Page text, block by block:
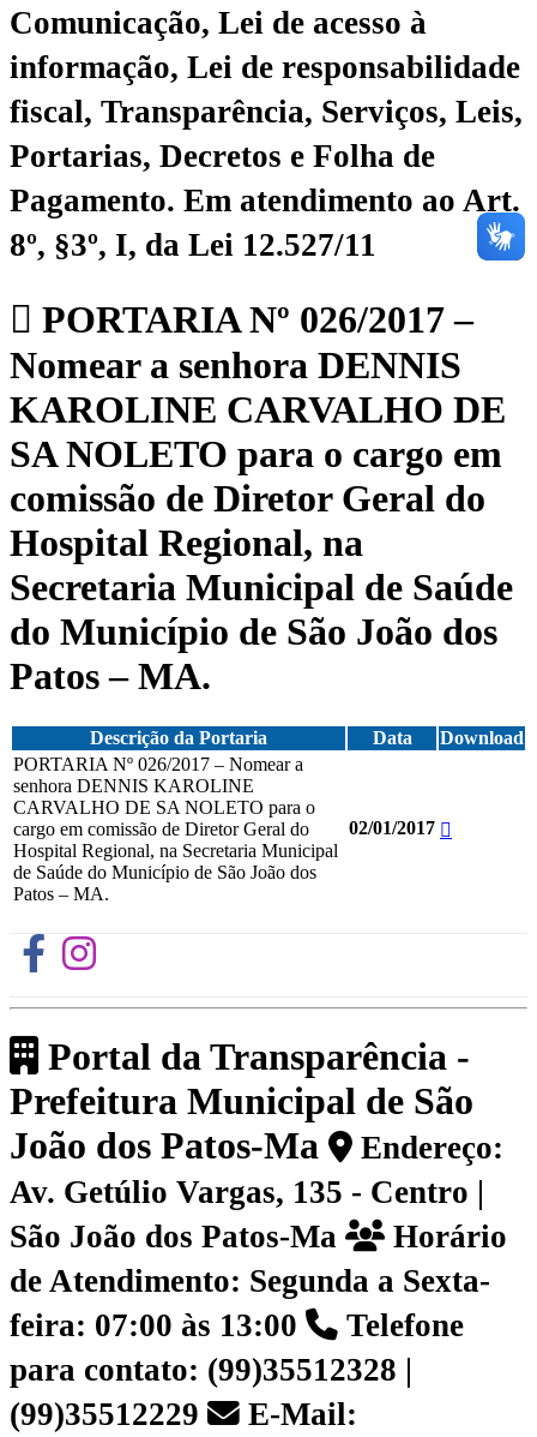
Comunicação, Lei de acesso à
informação, Lei de responsabilidade
fiscal, Transparência, Serviços, Leis,
Portarias, Decretos e Folha de
Pagamento. Em atendimento ao Art.
8º, §3º, I, da Lei 12.527/11
PORTARIA Nº 026/2017 –
Nomear a senhora DENNIS
KAROLINE CARVALHO DE
SA NOLETO para o cargo em
comissão de Diretor Geral do
Hospital Regional, na
Secretaria Municipal de Saúde
do Município de São João dos
Patos – MA.
Descrição da Portaria Data
Download
PORTARIA Nº 026/2017 – Nomear a
senhora DENNIS KAROLINE
CARVALHO DE SA NOLETO para o
cargo em comissão de Diretor Geral do
Hospital Regional, na Secretaria Municipal
de Saúde do Município de São João dos
Patos – MA.
02/01/2017
Portal da Transparência -
Prefeitura Municipal de São
João dos Patos-Ma
Endereço:
Av. Getúlio Vargas, 135 - Centro |
São João dos Patos-Ma
Horário
de Atendimento: Segunda a Sexta-
feira: 07:00 às 13:00
Telefone
para contato: (99)35512328 |
(99)35512229
E-Mail: